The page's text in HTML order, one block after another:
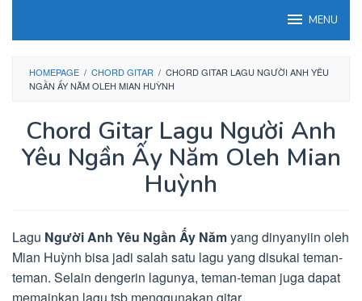
MENU
HOMEPAGE / CHORD GITAR / CHORD GITAR LAGU NGƯỜI ANH YÊU
NGẦN ẤY NĂM OLEH MIAN HUỲNH
Chord Gitar Lagu Người Anh
Yêu Ngần Ấy Năm Oleh Mian
Huỳnh
Lagu Người Anh Yêu Ngần Ấy Nămyang dinyanyiin oleh
Mian Huỳnh bisa jadi salah satu lagu yang disukai teman-
teman. Selain dengerin lagunya, teman-teman juga dapat